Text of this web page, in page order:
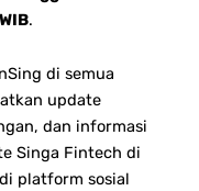
.
di semua
update
dan informasi
Singa Fintech di
platform sosial